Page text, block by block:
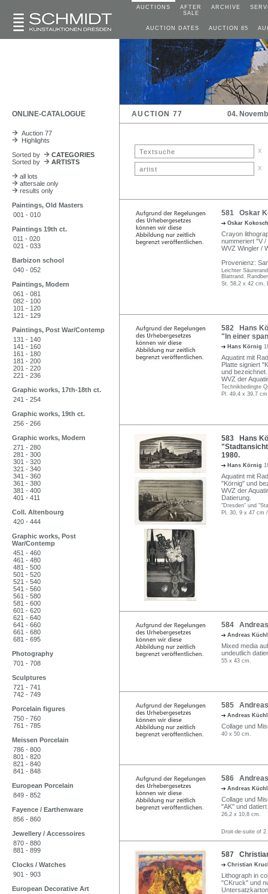
AUCTIONS
AFTER
SALE
ARCHIVE
AUCTION DATES AUCTION 85
ONLINE-CATALOGUE AUCTION 77 04.
Auction 77
Highlights
Sorted by
CATEGORIES
Sorted by
ARTISTS
all lots
aftersale only
results only
Paintings, Old Masters
001 - 010
Paintings 19th ct.
011 - 020
021 - 033
Barbizon school
040 - 052
Paintings, Modern
061 - 081
082 - 100
101 - 120
121 - 129
Paintings, Post War/Contemp
131 - 140
141 - 160
161 - 180
181 - 200
201 - 220
221 - 236
Graphic works, 17th-18th ct.
241 - 254
Graphic works, 19th ct.
256 - 266
Graphic works, Modern
271 - 280
281 - 300
301 - 320
321 - 340
341 - 360
361 - 380
381 - 400
401 - 411
Coll. Altenbourg
420 - 444
Graphic works, Post
War/Contemp
451 - 460
461 - 480
481 - 500
501 - 520
521 - 540
541 - 560
561 - 580
581 - 600
601 - 620
621 - 640
641 - 660
661 - 680
681 - 695
Photography
701 - 708
Sculptures
721 - 741
742 - 749
Porcelain figures
750 - 760
761 - 785
Meissen Porcelain
786 - 800
801 - 820
821 - 840
841 - 848
European Porcelain
849 - 852
Fayence / Earthenware
856 - 860
Jewellery / Accessoires
870 - 880
881 - 899
Clocks / Watches
901 - 903
European Decorative Art
x
x
581 Oskar
Oskar
Crayon
nummeriert "V /
WVZ Wingler /
Provenienz:
Leichter
Blattrand.
St. 58,2 x 42 cm,
582 Hans
"In einer
Hans Körnig
Aquatint mit
Platte signiert
und
WVZ der
Technikbedingte
Pl. 49,4 x 39,7
583 Hans
1980.
Hans Körnig
Aquatint mit
"Körnig" und
WVZ der
Datierung.
"Dresden" und
Pl. 30, 9 x 47 cm
584
Andreas
Mixed media
undeutlich
55 x 43 cm.
585
Andreas
Collage und
40 x 50 cm.
586
Andreas
Collage und
"AK" und
26,2 x 10,8 cm.
Droit-de-suite of
587
Christian
Lithograph in
"CKruck" und